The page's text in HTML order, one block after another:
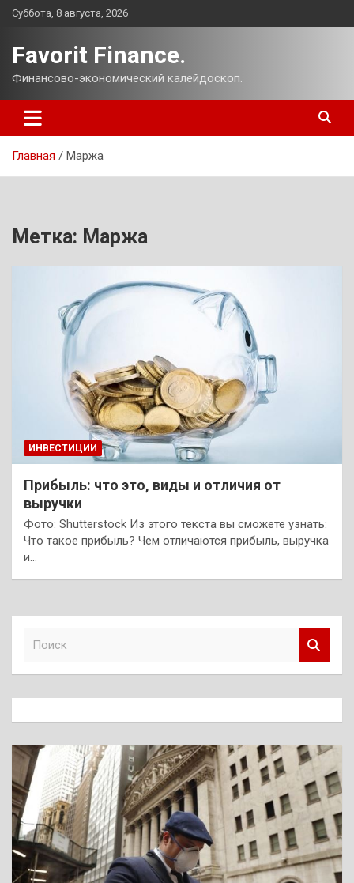
Перейти
Суббота, 8 августа, 2026
Favorit Finance.
Финансово-экономический калейдоскоп.
Главная Маржа
Метка: Маржа
ИНВЕСТИЦИИ
Прибыль: что это, виды и отличия от
выручки
Фото: Shutterstock Из этого текста вы сможете узнать:
Что такое прибыль? Чем отличаются прибыль, выручка
и…
к